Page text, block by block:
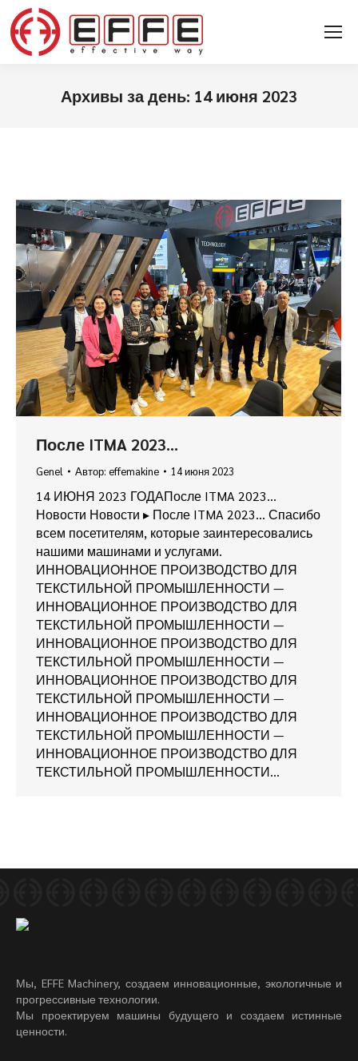
Архивы за день: 14 июня 2023
После ITMA 2023…
Genel Автор: effemakine 14 июня 2023
14 ИЮНЯ 2023 ГОДАПосле ITMA 2023…
Новости Новости ▸ После ITMA 2023… Спасибо
всем посетителям, которые заинтересовались
нашими машинами и услугами.
ИННОВАЦИОННОЕ ПРОИЗВОДСТВО ДЛЯ
ТЕКСТИЛЬНОЙ ПРОМЫШЛЕННОСТИ —
ИННОВАЦИОННОЕ ПРОИЗВОДСТВО ДЛЯ
ТЕКСТИЛЬНОЙ ПРОМЫШЛЕННОСТИ —
ИННОВАЦИОННОЕ ПРОИЗВОДСТВО ДЛЯ
ТЕКСТИЛЬНОЙ ПРОМЫШЛЕННОСТИ —
ИННОВАЦИОННОЕ ПРОИЗВОДСТВО ДЛЯ
ТЕКСТИЛЬНОЙ ПРОМЫШЛЕННОСТИ —
ИННОВАЦИОННОЕ ПРОИЗВОДСТВО ДЛЯ
ТЕКСТИЛЬНОЙ ПРОМЫШЛЕННОСТИ —
ИННОВАЦИОННОЕ ПРОИЗВОДСТВО ДЛЯ
ТЕКСТИЛЬНОЙ ПРОМЫШЛЕННОСТИ…
Мы, EFFE Machinery, создаем инновационные, экологичные и
прогрессивные технологии.
Мы проектируем машины будущего и создаем истинные
ценности.